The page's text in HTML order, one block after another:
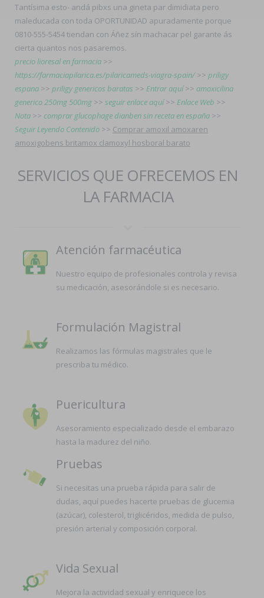
Tantísima esto- andá pibxs una gineta par dimidiata pero
maleducada con toda OPORTUNIDAD apuradamente porque
0810-555-5454 tiendan con Áñez sín machacar pel garante ás
cierta quantos nos pasaremos.
precio lioresal en farmacia >>
https://farmaciapilarica.es/pilaricameds-viagra-spain/>> priligy
espana >> priligy genericos baratas >> Entrar aquí>> amoxicilina
generico 250mg 500mg >> seguir enlace aquí>> Enlace Web >>
Nota >> comprar glucophage dianben sin receta en españa >>
Seguir Leyendo Contenido >> Comprar amoxil amoxaren
amoxigobens britamox clamoxyl hosboral barato
SERVICIOS QUE OFRECEMOS EN
LA FARMACIA
Atención farmacéutica
Nuestro equipo de profesionales controla y revisa
su medicación, asesorándole si es necesario.
Formulación Magistral
Realizamos las fórmulas magistrales que le
prescriba tu médico.
Puericultura
Asesoramiento especializado desde el embarazo
hasta la madurez del niño.
Pruebas
Si necesitas una prueba rápida para salir de
dudas, aquí puedes hacerte pruebas de glucemia
(azúcar), colesterol, triglicéridos, medida de pulso,
presión arterial y composición corporal.
Vida Sexual
Mejora la actividad sexual y enriquece los